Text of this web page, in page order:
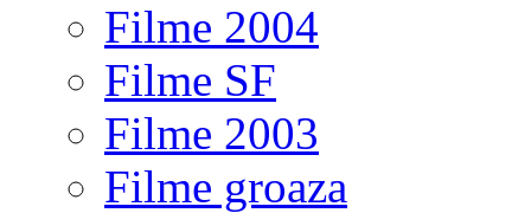
Filme 2004
Filme SF
Filme 2003
Filme groaza